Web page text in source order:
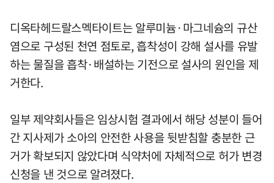
디옥타헤드랄스멕타이트는 알루미늄·마그네슘의 규산
염으로 구성된 천연 점토로, 흡착성이 강해 설사를 유발
하는 물질을 흡착·배설하는 기전으로 설사의 원인을 제
거한다.
일부 제약회사들은 임상시험 결과에서 해당 성분이 들어
간 지사제가 소아의 안전한 사용을 뒷받침할 충분한 근
거가 확보되지 않았다며 식약처에 자체적으로 허가 변경
신청을 낸 것으로 알려졌다.